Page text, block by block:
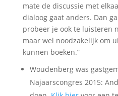
mate de discussie met
dialoog gaat anders. Dan
probeer je ook te luisteren
maar wel noodzakelijk om
kunnen boeken.”
Woudenberg was
Najaarscongres 2015: